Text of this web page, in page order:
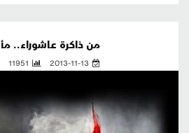
من ذاكرة عاشوراء..
2013-11-13
11951